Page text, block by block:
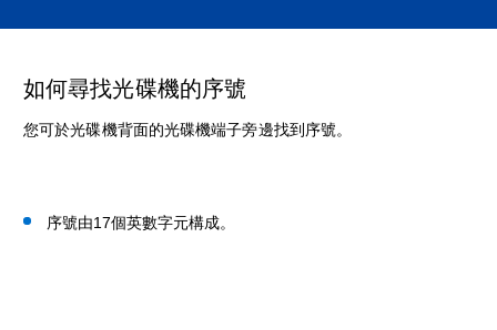
如何尋找光碟機的序號
您可於光碟機背面的光碟機端子旁邊找到序號。
序號由17個英數字元構成。